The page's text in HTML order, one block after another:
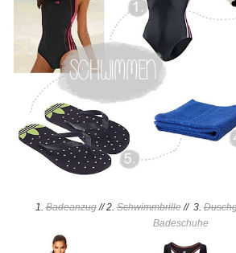
1.Badeanzug// 2.Schwimmbrille// 3.
Badeschuhe